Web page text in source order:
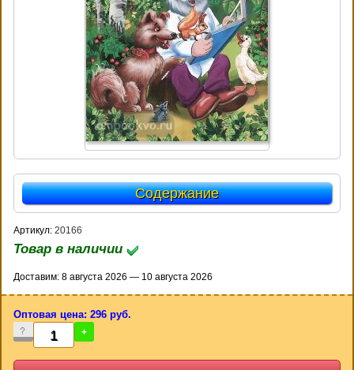
Содержание
Артикул: 20166
Товар в наличии
Доставим: 8 августа 2026 — 10 августа 2026
Оптовая цена: 296 руб.
- +